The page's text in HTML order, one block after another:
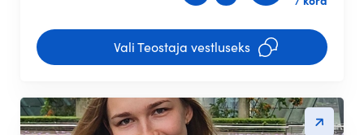
Vali Teostaja vestluseks